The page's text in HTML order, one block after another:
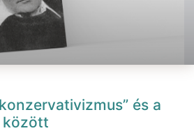
és a
között